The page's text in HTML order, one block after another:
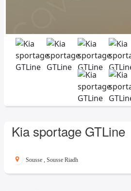
Kia sportage GTLine
Sousse , Sousse Riadh